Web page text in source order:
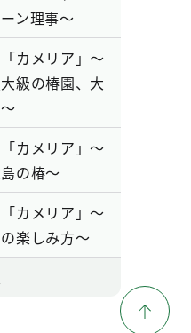
ン理事～
カメリア」～
級の椿園、大
カメリア」～
の椿～
カメリア」～
楽しみ方～